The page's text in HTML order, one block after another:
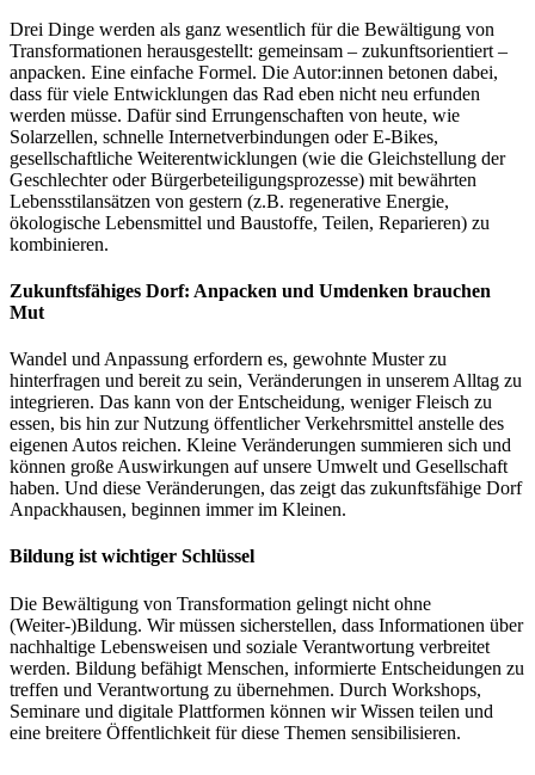
Drei Dinge werden als ganz wesentlich für die Bewältigung von
Transformationen herausgestellt: gemeinsam – zukunftsorientiert –
anpacken. Eine einfache Formel. Die Autor:innen betonen dabei,
dass für viele Entwicklungen das Rad eben nicht neu erfunden
werden müsse. Dafür sind Errungenschaften von heute, wie
Solarzellen, schnelle Internetverbindungen oder E-Bikes,
gesellschaftliche Weiterentwicklungen (wie die Gleichstellung der
Geschlechter oder Bürgerbeteiligungsprozesse) mit bewährten
Lebensstilansätzen von gestern (z.B. regenerative Energie,
ökologische Lebensmittel und Baustoffe, Teilen, Reparieren) zu
kombinieren.
Zukunftsfähiges Dorf: Anpacken und Umdenken brauchen
Mut
Wandel und Anpassung erfordern es, gewohnte Muster zu
hinterfragen und bereit zu sein, Veränderungen in unserem Alltag zu
integrieren. Das kann von der Entscheidung, weniger Fleisch zu
essen, bis hin zur Nutzung öffentlicher Verkehrsmittel anstelle des
eigenen Autos reichen. Kleine Veränderungen summieren sich und
können große Auswirkungen auf unsere Umwelt und Gesellschaft
haben. Und diese Veränderungen, das zeigt das zukunftsfähige Dorf
Anpackhausen, beginnen immer im Kleinen.
Bildung ist wichtiger Schlüssel
Die Bewältigung von Transformation gelingt nicht ohne
(Weiter-)Bildung. Wir müssen sicherstellen, dass Informationen über
nachhaltige Lebensweisen und soziale Verantwortung verbreitet
werden. Bildung befähigt Menschen, informierte Entscheidungen zu
treffen und Verantwortung zu übernehmen. Durch Workshops,
Seminare und digitale Plattformen können wir Wissen teilen und
eine breitere Öffentlichkeit für diese Themen sensibilisieren.